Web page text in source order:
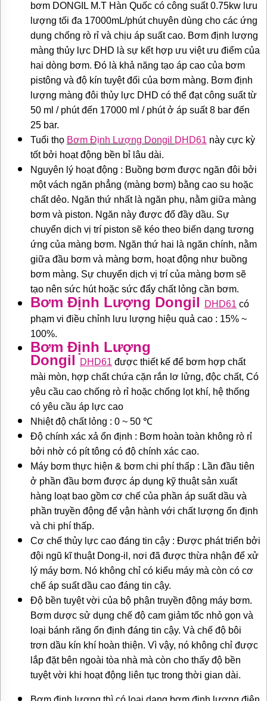
LƯỢNG
bơm DONGIL M.T Hàn Quốc có công suất0.75kw lưu
lượng tối đa 17000mL/phút chuyên dùng cho các ứng
dụng chống rò rỉ và chịu áp suất cao. Bơm định lượng
màng thủy lực DHD là sự kết hợp ưu việt ưu điểm của
hai dòng bơm. Đó là khả năng tạo áp cao của bơm
pistông và độ kín tuyệt đối của bơm màng. Bơm định
lượng màng đôi thủy lực DHD có thể đạt công suất từ ​​
50 ml / phút đến 17000 ml / phút ở áp suất 8 bar đến
25 bar.
Tuổi thọ Bơm Định Lượng Dongil DHD61 này cực kỳ
tốt bởi hoạt động bền bỉ lâu dài.
Nguyên lý hoạt động : Buồng bơm được ngăn đôi bởi
một vách ngăn phẳng (màng bơm) bằng cao su hoặc
chất dẻo. Ngăn thứ nhất là ngăn phụ, nằm giữa màng
bơm và piston. Ngăn này được đổ đầy dầu. Sự
chuyển dịch vị trí piston sẽ kéo theo biến dạng tương
ứng của màng bơm. Ngăn thứ hai là ngăn chính, nằm
giữa đầu bơm và màng bơm, hoạt động như buồng
bơm màng. Sự chuyển dịch vị trí của màng bơm sẽ
tạo nên sức hút hoặc sức đẩy chất lỏng cần bơm.
Bơm Định Lượng Dongil DHD61 có
phạm vi điều chỉnh lưu lượng hiệu quả cao : 15% ~
100%.
Bơm Định Lượng
DongilDHD61 được thiết kế để bơm hợp chất
mài mòn, hợp chất chứa cặn rắn lơ lửng, độc chất, Có
yêu cầu cao chống rò rỉ hoặc chống lọt khí, hệ thống
có yêu cầu áp lực cao
Nhiệt độ chất lỏng : 0 ~ 50 ℃
Độ chính xác xả ổn định : Bơm hoàn toàn không rò rỉ
bởi nhờ có pít tông có độ chính xác cao.
Máy bơm thực hiện & bơm chi phí thấp : Lần đầu tiên
ở phần đầu bơm được áp dụng kỹ thuật sản xuất
hàng loạt bao gồm cơ chế của phần áp suất dầu và
phần truyền động để vận hành với chất lượng ổn định
và chi phí thấp.
Cơ chế thủy lực cao đáng tin cậy : Được phát triển bởi
đội ngũ kĩ thuật Dong-il, nơi đã được thừa nhận để xử
lý máy bơm. Nó không chỉ có kiểu máy mà còn có cơ
chế áp suất dầu cao đáng tin cậy.
Độ bền tuyệt vời của bộ phận truyền động máy bơm.
Bơm dược sử dụng chế độ cam giảm tốc nhỏ gọn và
loại bánh răng ổn định đáng tin cậy. Và chế độ bôi
trơn dầu kín khí hoàn thiện. Vì vậy, nó không chỉ được
lắp đặt bên ngoài tòa nhà mà còn cho thấy độ bền
tuyệt vời khi hoạt động liên tục trong thời gian dài.